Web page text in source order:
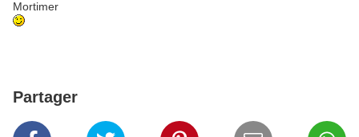
Mortimer
Partager